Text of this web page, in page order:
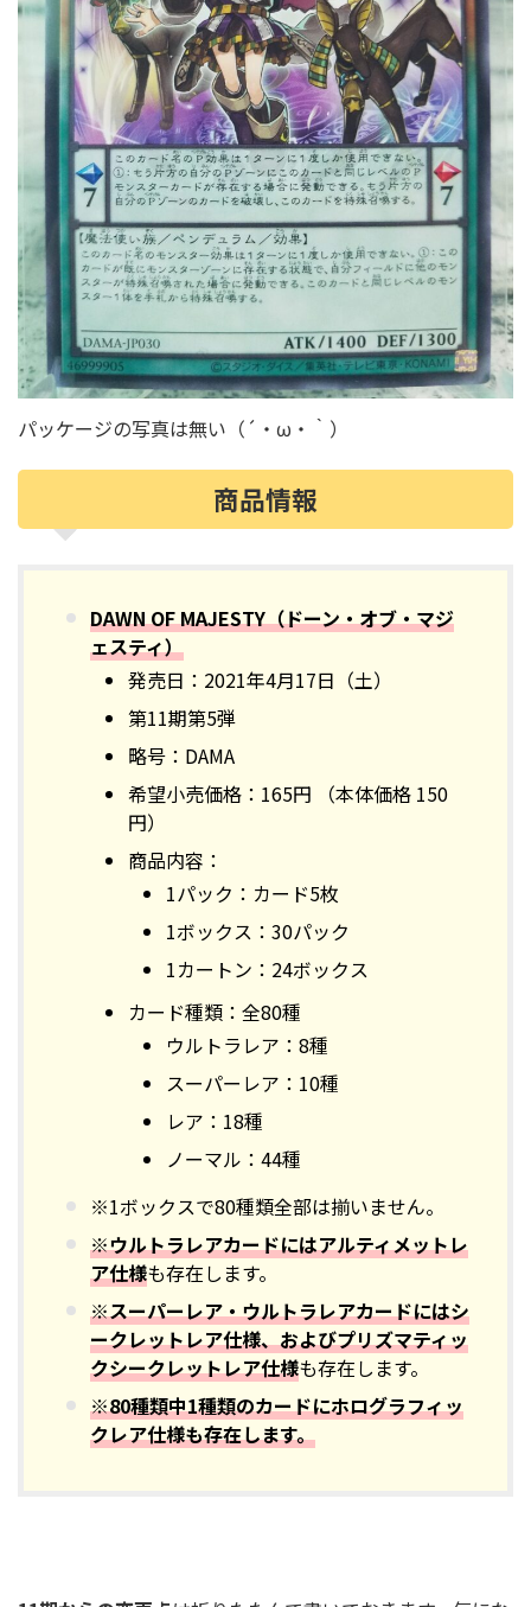
パッケージの写真は無い（´・ω・｀）
商品情報
DAWN OF MAJESTY（ドーン・オブ・マジ
ェスティ）
発売日：2021年4月17日（土）
第11期第5弾
略号：DAMA
希望小売価格：165円 （本体価格 150
円）
商品内容：
1パック：カード5枚
1ボックス：30パック
1カートン：24ボックス
カード種類：全80種
ウルトラレア：8種
スーパーレア：10種
レア：18種
ノーマル：44種
※1ボックスで80種類全部は揃いません。
※ウルトラレアカードにはアルティメットレ
ア仕様も存在します。
※スーパーレア・ウルトラレアカードにはシ
ークレットレア仕様、およびプリズマティッ
クシークレットレア仕様も存在します。
※80種類中1種類のカードにホログラフィッ
クレア仕様も存在します。